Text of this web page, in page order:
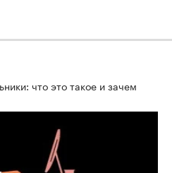
что это такое и зачем